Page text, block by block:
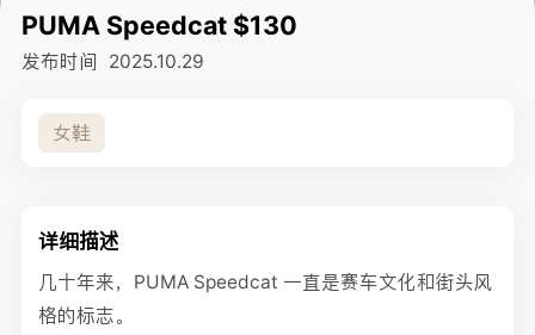
PUMA Speedcat $130
发布时间 2025.10.29
女鞋
详细描述
几十年来，PUMA Speedcat 一直是赛车文化和街头风
格的标志。